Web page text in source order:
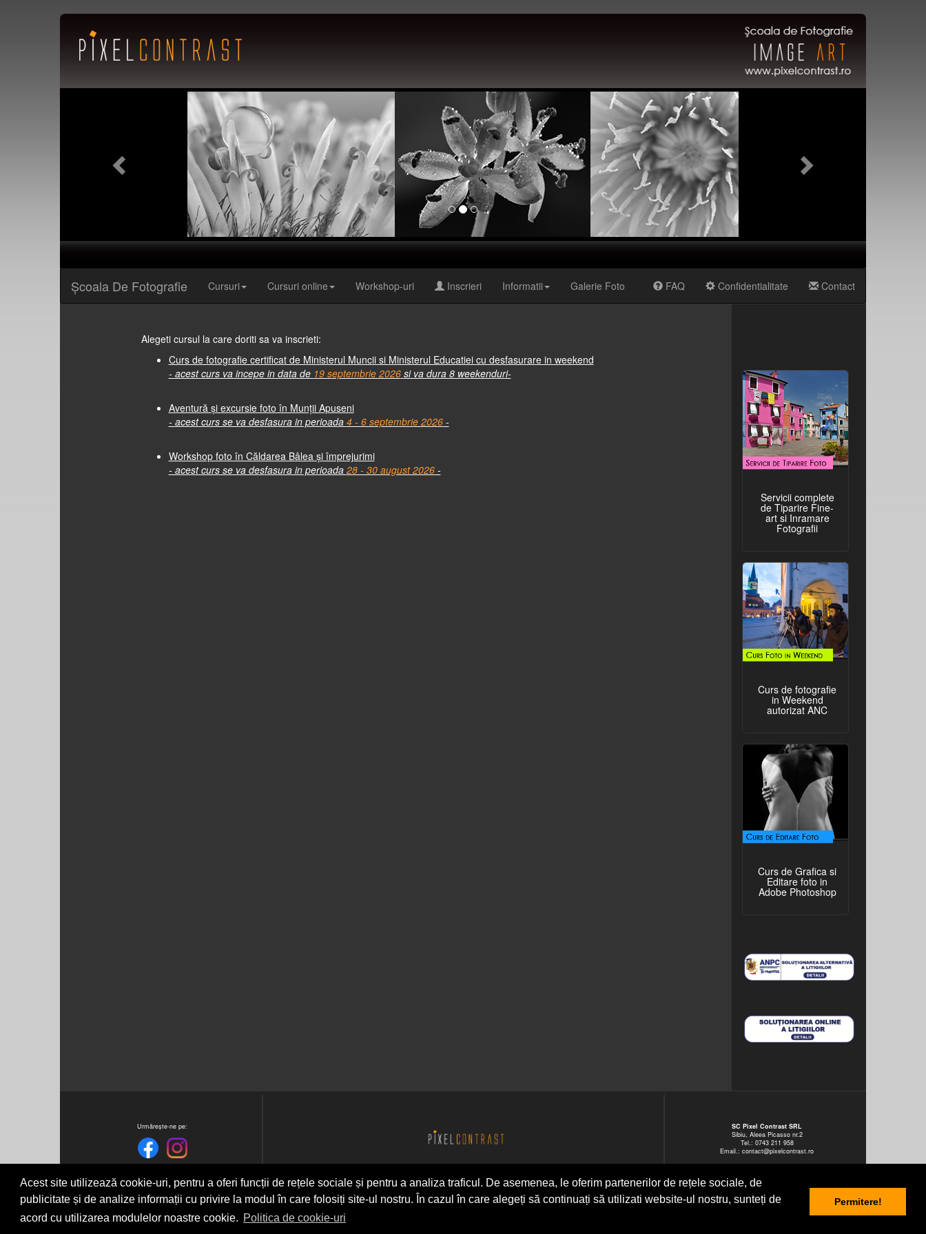
Acest site utilizează cookie-uri, pentru a oferi funcții de rețele sociale și pentru a analiza traficul. De asemenea, le oferim partenerilor de rețele sociale, de
publicitate și de analize informații cu privire la modul în care folosiți site-ul nostru. În cazul în care alegeți să continuați să utilizati website-ul nostru, sunteți de
acord cu utilizarea modulelor noastre cookie. Politica de cookie-uri
Permitere!
Şcoala De Fotografie Cursuri Cursuri online Workshop-uri Inscrieri Informatii Galerie Foto FAQ Confidentialitate Contact
Alegeti cursul la care doriti sa va inscrieti:
Curs de fotografie certificat de Ministerul Muncii si Ministerul Educatiei cu desfasurare in weekend
- acest curs va incepe in data de 19 septembrie 2026si va dura 8 weekenduri-
Aventură și excursie foto în Munții Apuseni
- acest curs se va desfasura in perioada 4 - 6 septembrie 2026-
Workshop foto în Căldarea Bâlea şi împrejurimi
- acest curs se va desfasura in perioada 28 - 30 august 2026-
Servicii complete
de Tiparire Fine-
art si Inramare
Fotografii
Curs de fotografie
in Weekend
autorizat ANC
Curs de Grafica si
Editare foto in
Adobe Photoshop
Urmărește-ne pe:
SC Pixel Contrast SRL
Sibiu, Aleea Picasso nr.2
Tel.: 0743 211 958
Email.: contact@pixelcontrast.ro
Copyright © 2026 SC Pixel Contrast SRL